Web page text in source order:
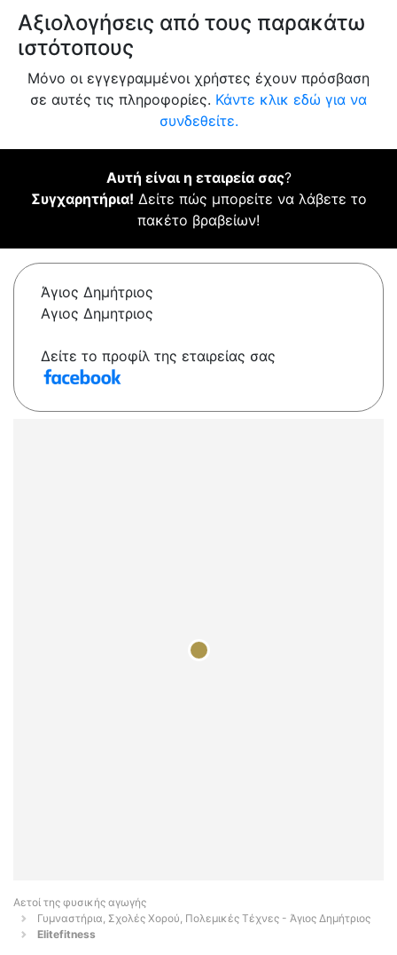
Αξιολογήσεις από τους παρακάτω
ιστότοπους
Μόνο οι εγγεγραμμένοι χρήστες έχουν πρόσβαση
σε αυτές τις πληροφορίες. Κάντε κλικ εδώ για να
συνδεθείτε.
Αυτή είναι η εταιρεία σας?
Συγχαρητήρια! Δείτε πώς μπορείτε να λάβετε το
πακέτο βραβείων!
Άγιος Δημήτριος
Αγιος Δημητριος
Δείτε το προφίλ της εταιρείας σας
Αετοί της φυσικής αγωγής
Γυμναστήρια, Σχολές Χορού, Πολεμικές Τέχνες - Άγιος Δημήτριος
Elitefitness